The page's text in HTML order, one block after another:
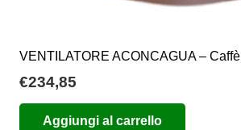
VENTILATORE ACONCAGUA – Caffè
€234,85
Aggiungi al carrello